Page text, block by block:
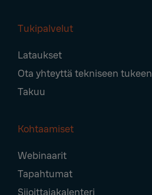
Tukipalvelut
Lataukset
Ota yhteyttä tekniseen tukeen
Takuu
Kohtaamiset
Webinaarit
Tapahtumat
Sijoittajakalenteri